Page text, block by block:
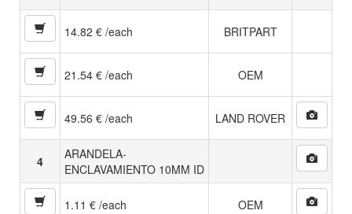
14.82 € /each BRITPART
21.54 € /each OEM
49.56 € /each LAND ROVER
4
ARANDELA-
ENCLAVAMIENTO 10MM ID
1.11 € /each OEM